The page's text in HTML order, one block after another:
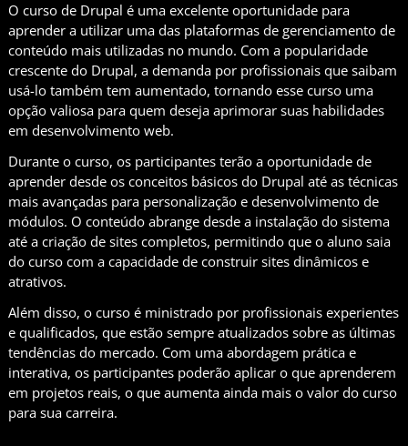
O curso de Drupal é uma excelente oportunidade para
aprender a utilizar uma das plataformas de gerenciamento de
conteúdo mais utilizadas no mundo. Com a popularidade
crescente do Drupal, a demanda por profissionais que saibam
usá-lo também tem aumentado, tornando esse curso uma
opção valiosa para quem deseja aprimorar suas habilidades
em desenvolvimento web.
Durante o curso, os participantes terão a oportunidade de
aprender desde os conceitos básicos do Drupal até as técnicas
mais avançadas para personalização e desenvolvimento de
módulos. O conteúdo abrange desde a instalação do sistema
até a criação de sites completos, permitindo que o aluno saia
do curso com a capacidade de construir sites dinâmicos e
atrativos.
Além disso, o curso é ministrado por profissionais experientes
e qualificados, que estão sempre atualizados sobre as últimas
tendências do mercado. Com uma abordagem prática e
interativa, os participantes poderão aplicar o que aprenderem
em projetos reais, o que aumenta ainda mais o valor do curso
para sua carreira.